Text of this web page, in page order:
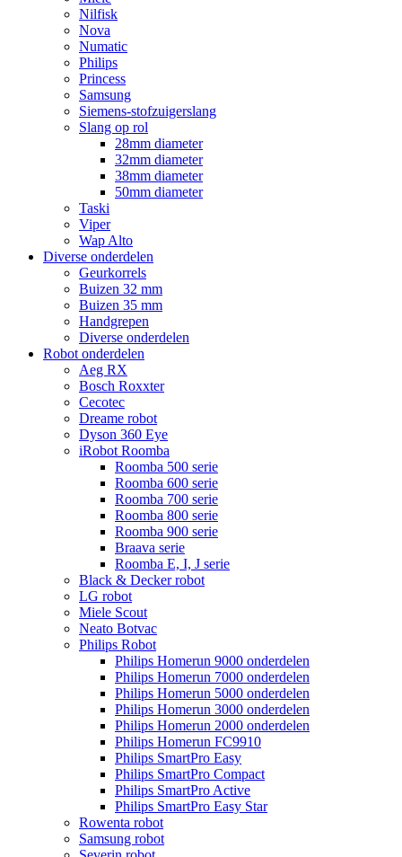
Nilfisk
Nova
Numatic
Philips
Princess
Samsung
Siemens-stofzuigerslang
Slang op rol
28mm diameter
32mm diameter
38mm diameter
50mm diameter
Taski
Viper
Wap Alto
Diverse onderdelen
Geurkorrels
Buizen 32 mm
Buizen 35 mm
Handgrepen
Diverse onderdelen
Robot onderdelen
Aeg RX
Bosch Roxxter
Cecotec
Dreame robot
Dyson 360 Eye
iRobot Roomba
Roomba 500 serie
Roomba 600 serie
Roomba 700 serie
Roomba 800 serie
Roomba 900 serie
Braava serie
Roomba E, I, J serie
Black & Decker robot
LG robot
Miele Scout
Neato Botvac
Philips Robot
Philips Homerun 9000 onderdelen
Philips Homerun 7000 onderdelen
Philips Homerun 5000 onderdelen
Philips Homerun 3000 onderdelen
Philips Homerun 2000 onderdelen
Philips Homerun FC9910
Philips SmartPro Easy
Philips SmartPro Compact
Philips SmartPro Active
Philips SmartPro Easy Star
Rowenta robot
Samsung robot